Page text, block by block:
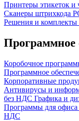
Принтеры этикеток и
Сканеры штрихкода
Решения и комплекты
Программное
Коробочное
Программное
Корпоративные
Антивирусы и
без НДС Графика и
Программы для офиса
НДС